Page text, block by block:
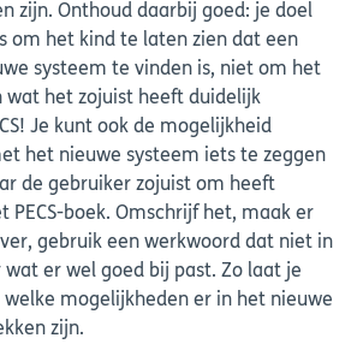
zijn. Onthoud daarbij goed: je doel
om het kind te laten zien dat een
systeem te vinden is, niet om het
wat het zojuist heeft duidelijk
Je kunt ook de mogelijkheid
het nieuwe systeem iets te zeggen
de gebruiker zojuist om heeft
PECS-boek. Omschrijf het, maak er
gebruik een werkwoord dat niet in
wat er wel goed bij past. Zo laat je
welke mogelijkheden er in het nieuwe
zijn.